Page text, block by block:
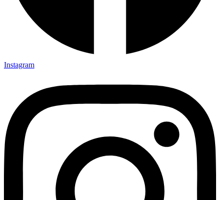
Instagram